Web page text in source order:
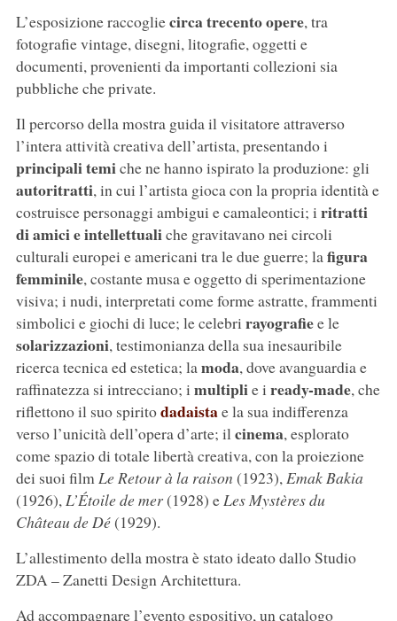
L’esposizione raccogliecirca trecento opere, tra
fotografie vintage, disegni, litografie, oggetti e
documenti, provenienti da importanti collezioni sia
pubbliche che private.
Il percorso della mostra guida il visitatore attraverso
l’intera attività creativa dell’artista, presentando i
principali temiche ne hanno ispirato la produzione: gli
autoritratti, in cui l’artista gioca con la propria identità e
costruisce personaggi ambigui e camaleontici; i ritratti
di amici e intellettualiche gravitavano nei circoli
culturali europei e americani tra le due guerre; lafigura
femminile, costante musa e oggetto di sperimentazione
visiva; i nudi, interpretati come forme astratte, frammenti
simbolici e giochi di luce; le celebri rayografiee le
solarizzazioni, testimonianza della sua inesauribile
ricerca tecnica ed estetica; lamoda, dove avanguardia e
raffinatezza si intrecciano; i multiplie i ready-made, che
riflettono il suo spiritodadaistae la sua indifferenza
verso l’unicità dell’opera d’arte; il cinema, esplorato
come spazio di totale libertà creativa, con la proiezione
dei suoi film Le Retour à la raison (1923), Emak Bakia
(1926), L’Étoile de mer(1928) eLes Mystères du
Château de Dé(1929).
L’allestimento della mostra è stato ideato dallo Studio
ZDA – Zanetti Design Architettura.
Ad accompagnare l’evento espositivo, un catalogo